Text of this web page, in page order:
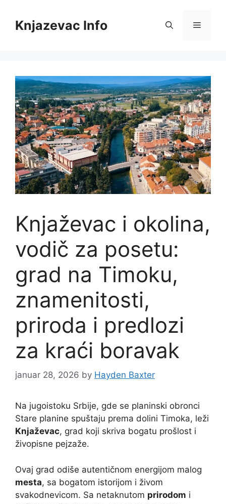
contentKnjazevac Info Menu
Knjaževac i okolina,
vodič za posetu:
grad na Timoku,
znamenitosti,
priroda i predlozi
za kraći boravak
januar 28, 2026 by Hayden Baxter
Na jugoistoku Srbije, gde se planinski obronci
Stare planine spuštaju prema dolini Timoka, leži
Knjaževac, grad koji skriva bogatu prošlost i
živopisne pejzaže.
Ovaj grad odiše autentičnom energijom malog
mesta, sa bogatom istorijom i živom
svakodnevicom. Sa netaknutom prirodom i